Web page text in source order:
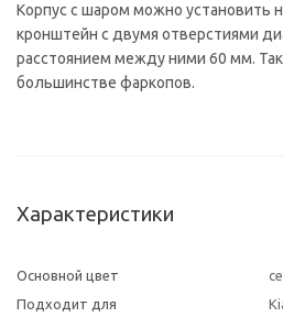
Корпус с шаром можно
кронштейн с двумя отверстиями
расстоянием между ними 60 мм.
большинстве фаркопов.
Характеристики
Основной цвет
Подходит для